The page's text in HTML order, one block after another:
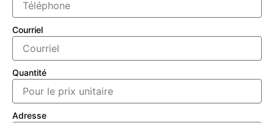
Courriel
Quantité
Adresse